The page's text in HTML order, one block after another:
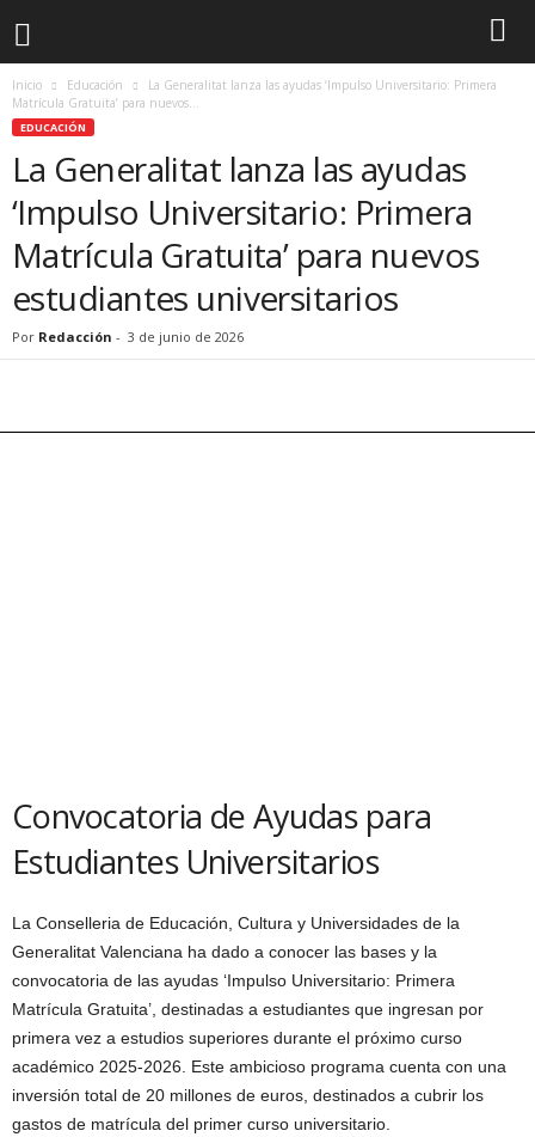
Inicio Educación
La Generalitat lanza las ayudas ‘Impulso Universitario: Primera
Matrícula Gratuita’ para nuevos...
EDUCACIÓN
La Generalitat lanza las ayudas
‘Impulso Universitario: Primera
Matrícula Gratuita’ para nuevos
estudiantes universitarios
Por Redacción - 3 de junio de 2026
Convocatoria de Ayudas para
Estudiantes Universitarios
La Conselleria de Educación, Cultura y Universidades de la
Generalitat Valenciana ha dado a conocer las bases y la
convocatoria de las ayudas ‘Impulso Universitario: Primera
Matrícula Gratuita’, destinadas a estudiantes que ingresan por
primera vez a estudios superiores durante el próximo curso
académico 2025-2026. Este ambicioso programa cuenta con una
inversión total de 20 millones de euros, destinados a cubrir los
gastos de matrícula del primer curso universitario.